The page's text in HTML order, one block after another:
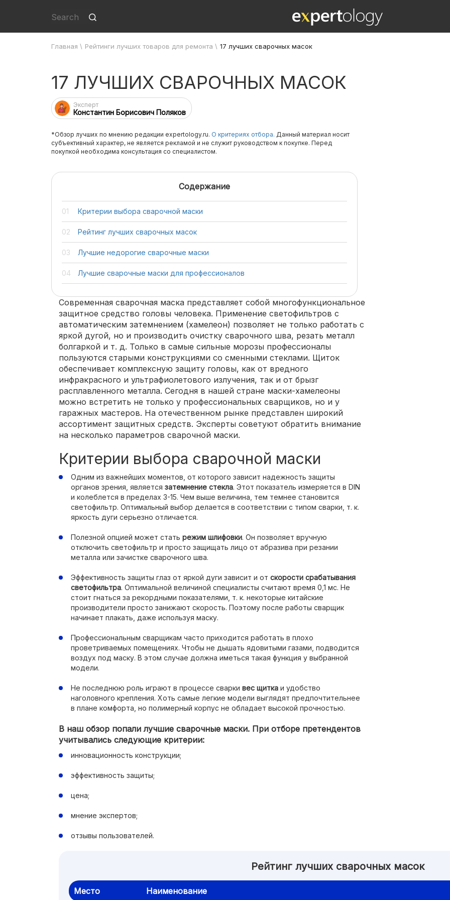
Главная \ Рейтинги лучших товаров для ремонта \ 17 лучших сварочных масок
17 ЛУЧШИХ СВАРОЧНЫХ МАСОК
Эксперт
Константин Борисович Поляков
*Обзор лучших по мнению редакции expertology.ru. О критериях отбора. Данный материал носит
субъективный характер, не является рекламой и не служит руководством к покупке. Перед
покупкой необходима консультация со специалистом.
Содержание
Критерии выбора сварочной маски
Рейтинг лучших сварочных масок
Лучшие недорогие сварочные маски
Лучшие сварочные маски для профессионалов
Современная сварочная маска представляет собой многофункциональное
защитное средство головы человека. Применение светофильтров с
автоматическим затемнением (хамелеон) позволяет не только работать с
яркой дугой, но и производить очистку сварочного шва, резать металл
болгаркой и т. д. Только в самые сильные морозы профессионалы
пользуются старыми конструкциями со сменными стеклами. Щиток
обеспечивает комплексную защиту головы, как от вредного
инфракрасного и ультрафиолетового излучения, так и от брызг
расплавленного металла. Сегодня в нашей стране маски-хамелеоны
можно встретить не только у профессиональных сварщиков, но и у
гаражных мастеров. На отечественном рынке представлен широкий
ассортимент защитных средств. Эксперты советуют обратить внимание
на несколько параметров сварочной маски.
Критерии выбора сварочной маски
Одним из важнейших моментов, от которого зависит надежность защиты
органов зрения, является затемнение стекла. Этот показатель измеряется в DIN
и колеблется в пределах 3-15. Чем выше величина, тем темнее становится
светофильтр. Оптимальный выбор делается в соответствии с типом сварки, т. к.
яркость дуги серьезно отличается.
Полезной опцией может стать режим шлифовки. Он позволяет вручную
отключить светофильтр и просто защищать лицо от абразива при резании
металла или зачистке сварочного шва.
Эффективность защиты глаз от яркой дуги зависит и от скорости срабатывания
светофильтра. Оптимальной величиной специалисты считают время 0,1 мс. Не
стоит гнаться за рекордными показателями, т. к. некоторые китайские
производители просто занижают скорость. Поэтому после работы сварщик
начинает плакать, даже используя маску.
Профессиональным сварщикам часто приходится работать в плохо
проветриваемых помещениях. Чтобы не дышать ядовитыми газами, подводится
воздух под маску. В этом случае должна иметься такая функция у выбранной
модели.
Не последнюю роль играют в процессе сварки вес щитка и удобство
наголовного крепления. Хоть самые легкие модели выглядят предпочтительнее
в плане комфорта, но полимерный корпус не обладает высокой прочностью.
В наш обзор попали лучшие сварочные маски. При отборе претендентов
учитывались следующие критерии:
инновационность конструкции;
эффективность защиты;
цена;
мнение экспертов;
отзывы пользователей.
Рейтинг лучших сварочных масок
Место Наименование